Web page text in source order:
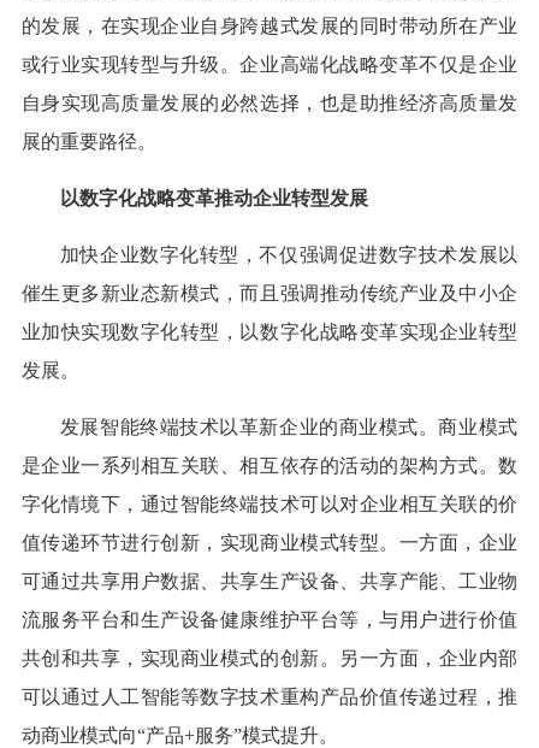
的发展，在实现企业自身跨越式发展的同时带动所在产业
或行业实现转型与升级。企业高端化战略变革不仅是企业
自身实现高质量发展的必然选择，也是助推经济高质量发
展的重要路径。
以数字化战略变革推动企业转型发展
加快企业数字化转型，不仅强调促进数字技术发展以
催生更多新业态新模式，而且强调推动传统产业及中小企
业加快实现数字化转型，以数字化战略变革实现企业转型
发展。
发展智能终端技术以革新企业的商业模式。商业模式
是企业一系列相互关联、相互依存的活动的架构方式。数
字化情境下，通过智能终端技术可以对企业相互关联的价
值传递环节进行创新，实现商业模式转型。一方面，企业
可通过共享用户数据、共享生产设备、共享产能、工业物
流服务平台和生产设备健康维护平台等，与用户进行价值
共创和共享，实现商业模式的创新。另一方面，企业内部
可以通过人工智能等数字技术重构产品价值传递过程，推
动商业模式向“产品+服务”模式提升。